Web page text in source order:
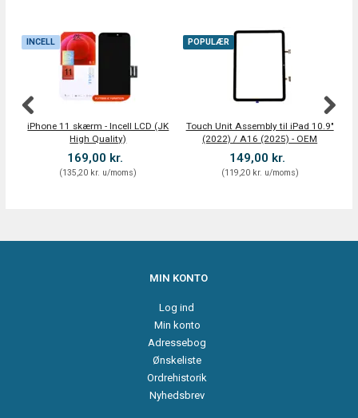
INCELL
iPhone 11 skærm - Incell LCD (JK
High Quality)
169,00 kr.
(135,20 kr. u/moms)
POPULÆR
Touch Unit Assembly til iPad 10.9"
(2022) / A16 (2025) - OEM
149,00 kr.
(119,20 kr. u/moms)
MIN KONTO
Log ind
Min konto
Adressebog
Ønskeliste
Ordrehistorik
Nyhedsbrev